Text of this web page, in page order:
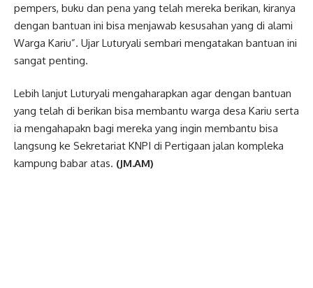
pempers, buku dan pena yang telah mereka berikan, kiranya
dengan bantuan ini bisa menjawab kesusahan yang di alami
Warga Kariu”. Ujar Luturyali sembari mengatakan bantuan ini
sangat penting.
Lebih lanjut Luturyali mengaharapkan agar dengan bantuan
yang telah di berikan bisa membantu warga desa Kariu serta
ia mengahapakn bagi mereka yang ingin membantu bisa
langsung ke Sekretariat KNPI di Pertigaan jalan kompleka
kampung babar atas. (JM.AM)